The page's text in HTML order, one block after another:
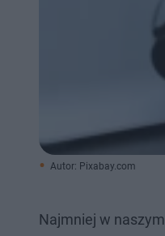
Autor: Pixabay.com
Najmniej w